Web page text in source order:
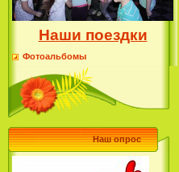
Наши поездки
Фотоальбомы
Наш опрос